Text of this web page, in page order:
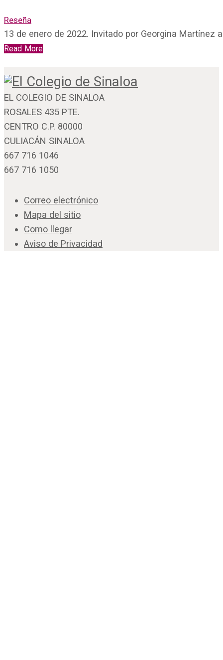
Reseña
13 de enero de 2022. Invitado por Georgina Martínez
Read More
EL COLEGIO DE SINALOA
ROSALES 435 PTE.
CENTRO C.P. 80000
CULIACÁN SINALOA
667 716 1046
667 716 1050
Correo electrónico
Mapa del sitio
Como llegar
Aviso de Privacidad